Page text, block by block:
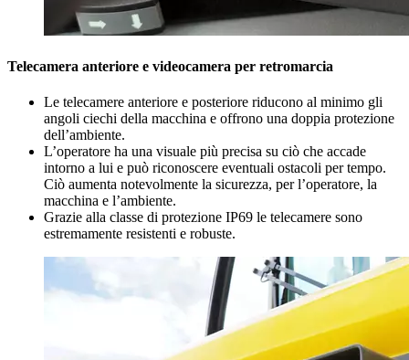
Telecamera anteriore e videocamera per retromarcia
Le telecamere anteriore e posteriore riducono al minimo gli
angoli ciechi della macchina e offrono una doppia protezione
dell’ambiente.
L’operatore ha una visuale più precisa su ciò che accade
intorno a lui e può riconoscere eventuali ostacoli per tempo.
Ciò aumenta notevolmente la sicurezza, per l’operatore, la
macchina e l’ambiente.
Grazie alla classe di protezione IP69 le telecamere sono
estremamente resistenti e robuste.